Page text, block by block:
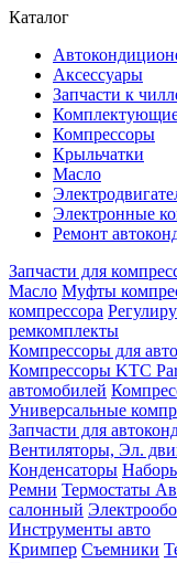
Каталог
Аксессуары
Запчасти к
Компрессоры
Крыльчатки
Масло
Электронные
Ремонт
Запчасти для
Масло Муфты
компрессора
ремкомплекты
Компрессоры для
Компрессоры KTC
автомобилей
Универсальные
Запчасти для
Вентиляторы, Эл.
Конденсаторы
Ремни Термостаты
салонный
Инструменты авто
Кримпер Съемники